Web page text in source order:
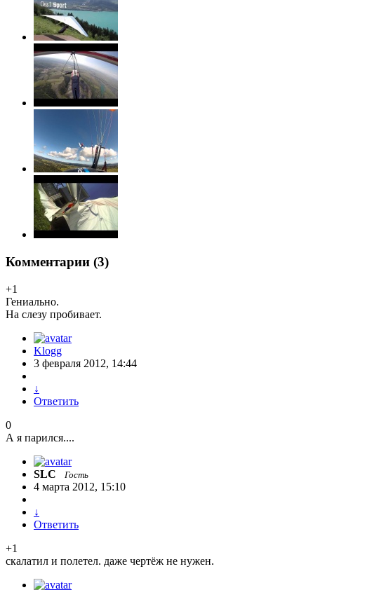
Комментарии (3)
+1
Гениально.
На слезу пробивает.
Klogg
3 февраля 2012, 14:44
↓
Ответить
0
А я парился....
SLC Гость
4 марта 2012, 15:10
↓
Ответить
+1
скалатил и полетел. даже чертёж не нужен.